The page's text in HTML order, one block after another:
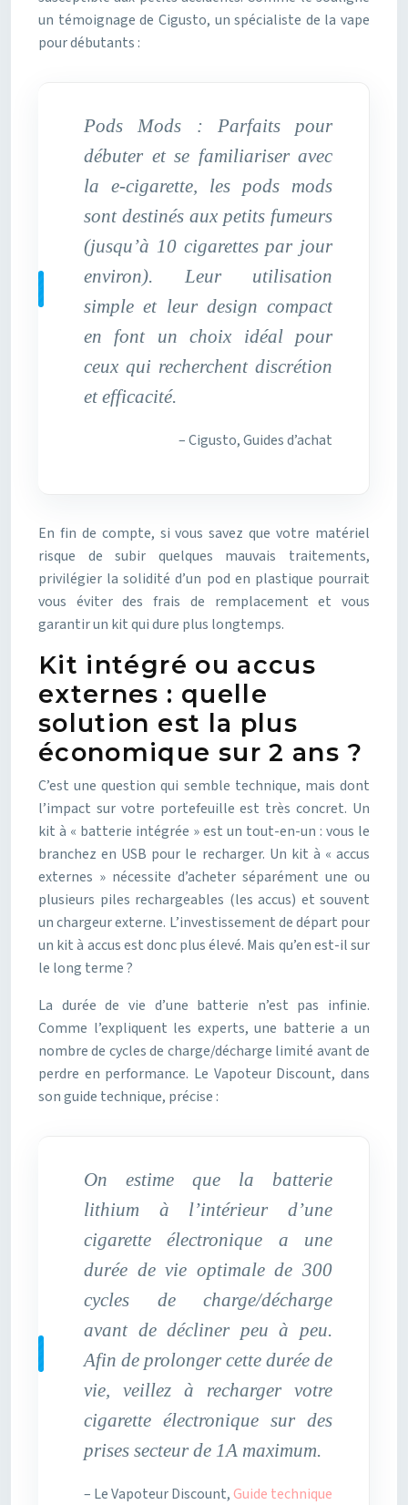
un témoignage de Cigusto, un spécialiste de la vape
pour débutants :
Pods Mods : Parfaits pour
débuter et se familiariser avec
la e-cigarette, les pods mods
sont destinés aux petits fumeurs
(jusqu’à 10 cigarettes par jour
environ). Leur utilisation
simple et leur design compact
en font un choix idéal pour
ceux qui recherchent discrétion
et efficacité.
– Cigusto, Guides d’achat
En fin de compte, si vous savez que votre matériel
risque de subir quelques mauvais traitements,
privilégier la solidité d’un pod en plastique pourrait
vous éviter des frais de remplacement et vous
garantir un kit qui dure plus longtemps.
Kit intégré ou accus
externes : quelle
solution est la plus
économique sur 2 ans ?
C’est une question qui semble technique, mais dont
l’impact sur votre portefeuille est très concret. Un
kit à « batterie intégrée » est un tout-en-un : vous le
branchez en USB pour le recharger. Un kit à « accus
externes » nécessite d’acheter séparément une ou
plusieurs piles rechargeables (les accus) et souvent
un chargeur externe. L’investissement de départ pour
un kit à accus est donc plus élevé. Mais qu’en est-il sur
le long terme ?
La durée de vie d’une batterie n’est pas infinie.
Comme l’expliquent les experts, une batterie a un
nombre de cycles de charge/décharge limité avant de
perdre en performance. Le Vapoteur Discount, dans
son guide technique, précise :
On estime que la batterie
lithium à l’intérieur d’une
cigarette électronique a une
durée de vie optimale de 300
cycles de charge/décharge
avant de décliner peu à peu.
Afin de prolonger cette durée de
vie, veillez à recharger votre
cigarette électronique sur des
prises secteur de 1A maximum.
– Le Vapoteur Discount,Guide technique